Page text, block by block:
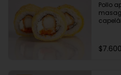
Pollo
$7.600